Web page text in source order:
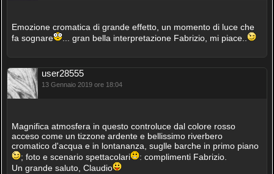
Emozione cromatica di grande effetto, un momento di luce che
fa sognare
... gran bella interpretazione Fabrizio, mi piace..
user28555
13 Gennaio 2019 ore 18:04
Magnifica atmosfera in questo controluce dal colore rosso
acceso come un tizzone ardente e bellissimo riverbero
cromatico d'acqua e in lontananza, suglle barche in primo piano
; foto e scenario spettacolari
: complimenti Fabrizio.
Un grande saluto, Claudio